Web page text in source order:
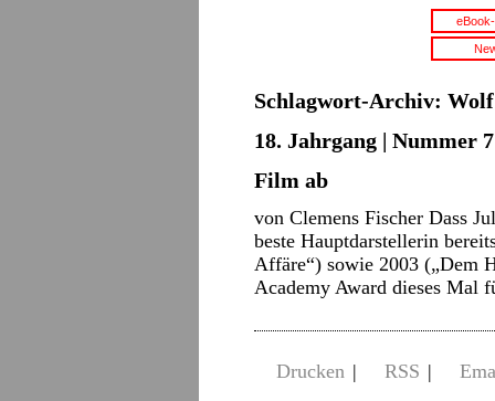
Schlagwort-Archiv:
18. Jahrgang | Nummer
Film ab
von Clemens Fischer Dass
beste Hauptdarstellerin
Affäre“) sowie 2003 („Dem
Academy Award dieses
Drucken | RSS |